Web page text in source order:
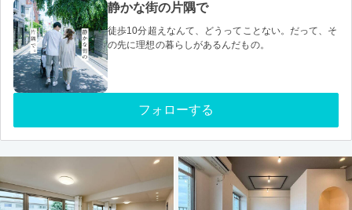
静かな街の片隅で
徒歩10分超えなんて、どうってことない。だって、そ
の先に理想の暮らしがあるんだもの。
フォローする